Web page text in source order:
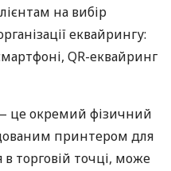
на вибір
еквайрингу:
QR-еквайринг
це окремий фізичний
принтером для
в торговій точці, може